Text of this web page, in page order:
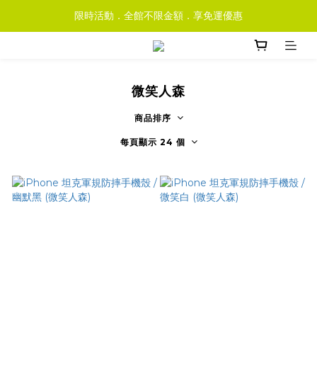
限時活動．全館不限金額．享免運優惠
微笑人森
商品排序
每頁顯示 24 個